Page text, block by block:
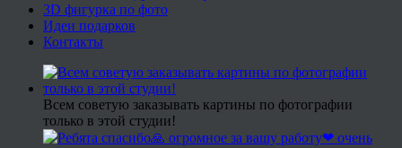
3D фигурка по фото
Идеи подарков
Контакты
Всем советую заказывать картины по фотографии
только в этой студии!